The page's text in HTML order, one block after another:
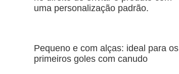
uma personalização padrão.
Pequeno e com alças: ideal para os
primeiros goles com canudo